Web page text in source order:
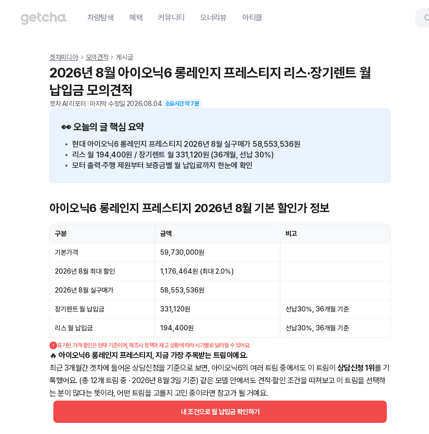
차량탐색 혜택 커뮤니티 오너리뷰 아티클
겟차피디아 모의견적 게시글
2026년 8월 아이오닉6 롱레인지 프레스티지 리스·장기렌트 월
납입금 모의견적
겟차 AI 리포터 마지막 수정일 2026.08.04 소요시간 약7분
👀 오늘의 글 핵심 요약
현대 아이오닉6 롱레인지 프레스티지 2026년 8월 실구매가 58,553,536원
리스 월 194,400원 / 장기렌트 월 331,120원 (36개월, 선납 30%)
모터 출력·주행 제원부터 보증금별 월 납입료까지 한눈에 확인
아이오닉6 롱레인지 프레스티지 2026년 8월 기본 할인가 정보
구분 금액 비고
기본가격 59,730,000원
2026년 8월 최대 할인 1,176,464원 (최대 2.0%)
2026년 8월 실구매가 58,553,536원
장기렌트 월 납입금 331,120원 선납30%, 36개월 기준
리스 월 납입금 194,400원 선납30%, 36개월 기준
표기된 가격·할인은 현재 기준이며, 제조사 정책과 재고 상황에 따라 시기별로 달라질 수 있어요.
🔥 아이오닉6 롱레인지 프레스티지, 지금 가장 주목받는 트림이에요.
최근 3개월간 겟차에 들어온 상담신청을 기준으로 보면, 아이오닉6의 여러 트림 중에서도 이 트림이 상담신청 1위를 기
록했어요. (총 12개 트림 중 · 2026년 8월 3일 기준) 같은 모델 안에서도 견적·할인 조건을 따져보고 이 트림을 선택하
는 분이 많다는 뜻이라, 어떤 트림을 고를지 고민 중이라면 참고가 될 거예요.
내 조건으로 월 납입금 확인하기